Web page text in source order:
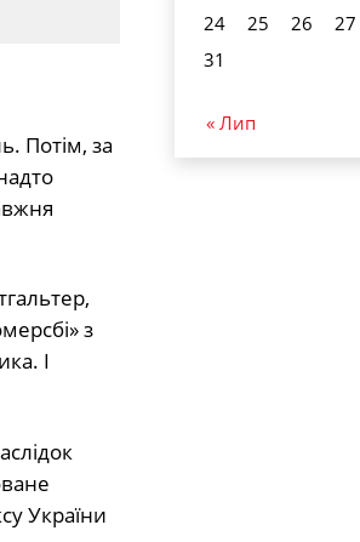
Потім, за
з
І
України
24
25 26 27
31
« Лип